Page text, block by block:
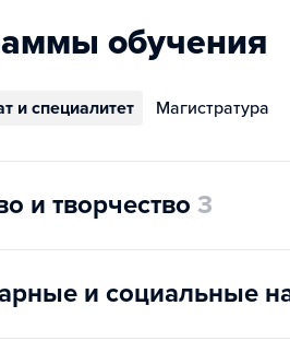
обучения
и специалитет Магистратура
и творчество 3
и социальные